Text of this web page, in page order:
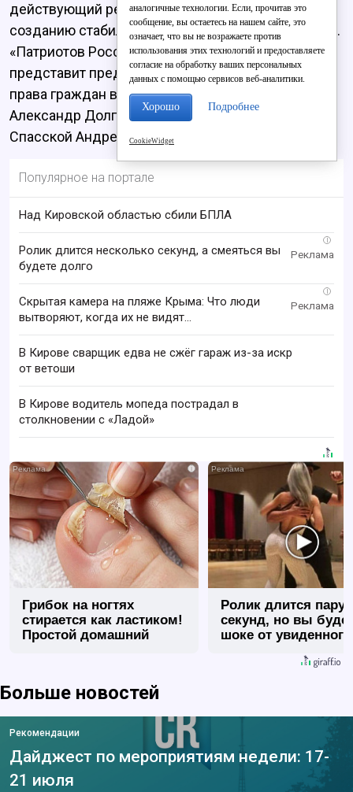
действующий режим власти и призывает к
созданию стабильной демократической системы.
«Патриотов России» среди одномандатников
представит председатель правления КРО «За
права граждан в сфере землепользования»
Александр Долгополов, а КПРФ — актёр Театра на
Спасской Андрей Матюшин.
Популярное на портале
Над Кировской областью сбили БПЛА
i
Ролик длится несколько секунд, а смеяться вы
будете долго
i
Скрытая камера на пляже Крыма: Что люди
вытворяют, когда их не видят...
В Кирове сварщик едва не сжёг гараж из-за искр
от ветоши
В Кирове водитель мопеда пострадал в
столкновении с «Ладой»
i
Грибок на ногтях
стирается как ластиком!
Простой домашний
Ролик длится пару
секунд, но вы
шоке от увиденного
Больше новостей
Рекомендации
Дайджест по мероприятиям недели: 17-
21 июля
аналогичные технологии. Если, прочитав это
сообщение, вы остаетесь на нашем сайте, это
означает, что вы не возражаете против
использования этих технологий и предоставляете
согласие на обработку ваших персональных
данных с помощью сервисов веб-аналитики.
Хорошо Подробнее
CookieWidget